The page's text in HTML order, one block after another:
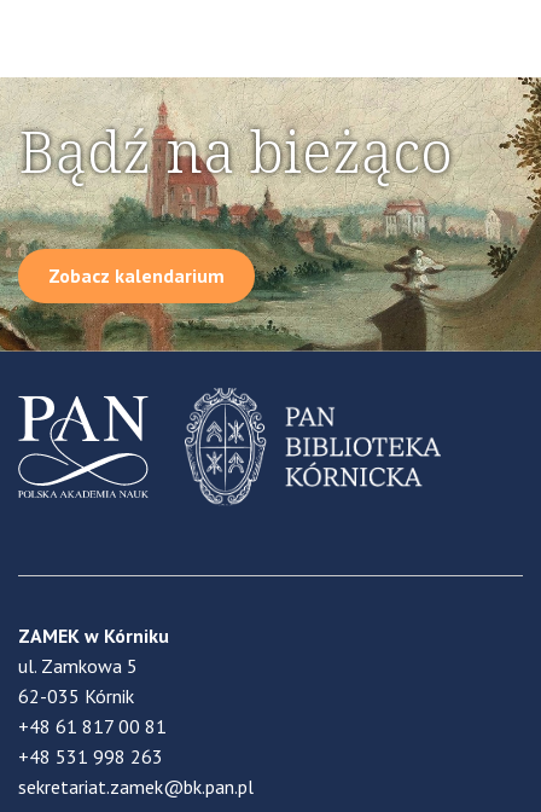
Bądź na bieżąco
Zobacz kalendarium
ZAMEK w Kórniku
ul. Zamkowa 5
62-035 Kórnik
+48 61 817 00 81
+48 531 998 263
sekretariat.zamek@bk.pan.pl